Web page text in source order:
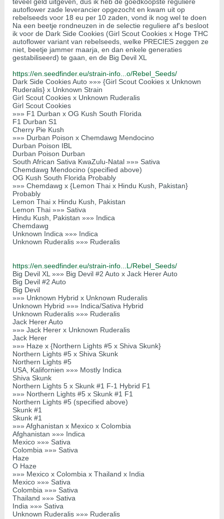
autoflower zade leverancier opgezocht en kwam uit op
rebelseeds voor 18 eu per 10 zaden, vond ik nog wel te doen
Na een beetje rondneuzen in de selectie reguliere af's besloot
ik voor de Dark Side Cookies (Girl Scout Cookies x Hoge THC
autoflower variant van rebelseeds, welke PRECIES zeggen ze
niet, beetje jammer maarja, en dan enkele generaties
gestabiliseerd) te gaan, en de Big Devil XL
https://en.seedfinder.eu/strain-info...o/Rebel_Seeds/
Dark Side Cookies Auto »»» {Girl Scout Cookies x Unknown
Ruderalis} x Unknown Strain
Girl Scout Cookies x Unknown Ruderalis
Girl Scout Cookies
»»» F1 Durban x OG Kush South Florida
F1 Durban S1
Cherry Pie Kush
»»» Durban Poison x Chemdawg Mendocino
Durban Poison IBL
Durban Poison Durban
South African Sativa KwaZulu-Natal »»» Sativa
Chemdawg Mendocino (specified above)
OG Kush South Florida Probably
»»» Chemdawg x {Lemon Thai x Hindu Kush, Pakistan}
Probably
Lemon Thai x Hindu Kush, Pakistan
Lemon Thai »»» Sativa
Hindu Kush, Pakistan »»» Indica
Chemdawg
Unknown Indica »»» Indica
Unknown Ruderalis »»» Ruderalis
https://en.seedfinder.eu/strain-info...L/Rebel_Seeds/
Big Devil XL »»» Big Devil #2 Auto x Jack Herer Auto
Big Devil #2 Auto
Big Devil
»»» Unknown Hybrid x Unknown Ruderalis
Unknown Hybrid »»» Indica/Sativa Hybrid
Unknown Ruderalis »»» Ruderalis
Jack Herer Auto
»»» Jack Herer x Unknown Ruderalis
Jack Herer
»»» Haze x {Northern Lights #5 x Shiva Skunk}
Northern Lights #5 x Shiva Skunk
Northern Lights #5
USA, Kalifornien »»» Mostly Indica
Shiva Skunk
Northern Lights 5 x Skunk #1 F-1 Hybrid F1
»»» Northern Lights #5 x Skunk #1 F1
Northern Lights #5 (specified above)
Skunk #1
Skunk #1
»»» Afghanistan x Mexico x Colombia
Afghanistan »»» Indica
Mexico »»» Sativa
Colombia »»» Sativa
Haze
O Haze
»»» Mexico x Colombia x Thailand x India
Mexico »»» Sativa
Colombia »»» Sativa
Thailand »»» Sativa
India »»» Sativa
Unknown Ruderalis »»» Ruderalis